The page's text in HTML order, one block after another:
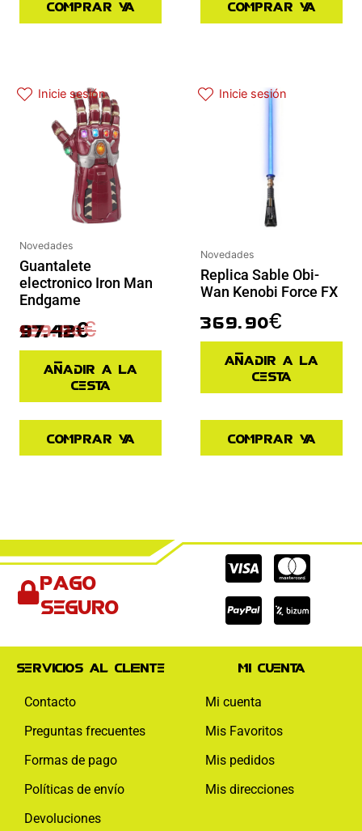
Comprar ya Comprar ya
Inicie sesión
Novedades
Guantalete
electronico Iron Man
Endgame
129.90€
97.42€
Añadir a la
cesta
Comprar ya
Inicie sesión
Novedades
Replica Sable Obi-
Wan Kenobi Force FX
369.90€
Añadir a la
cesta
Comprar ya
Pago
seguro
Cc-
visa
Cc-
Cc-
paypal
Servicios al cliente
Contacto
Preguntas frecuentes
Formas de pago
Políticas de envío
Devoluciones
Mi cuenta
Mi cuenta
Mis Favoritos
Mis pedidos
Mis direcciones